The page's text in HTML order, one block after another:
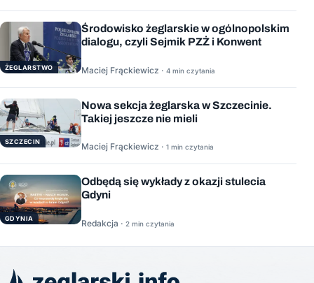
ŻEGLARSTWO
Środowisko żeglarskie w ogólnopolskim
dialogu, czyli Sejmik PZŻ i Konwent
Maciej Frąckiewicz · 4 min czytania
SZCZECIN
Nowa sekcja żeglarska w Szczecinie.
Takiej jeszcze nie mieli
Maciej Frąckiewicz · 1 min czytania
GDYNIA
Odbędą się wykłady z okazji stulecia
Gdyni
Redakcja · 2 min czytania